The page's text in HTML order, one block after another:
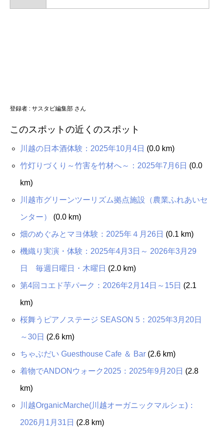
登録者 : サスタビ編集部 さん
このスポットの近くのスポット
川越の日本酒体験：2025年10月4日 (0.0 km)
竹灯りづくり～竹害を竹材へ～：2025年7月6日 (0.0
km)
川越市グリーンツーリズム拠点施設（農業ふれあいセ
ンター） (0.0 km)
畑のめぐみとマヨ体験：2025年４月26日 (0.1 km)
機織り実演・体験：2025年4月3日～ 2026年3月29
日 毎週日曜日・木曜日 (2.0 km)
第4回コエド芋パーク：2026年2月14日～15日 (2.1
km)
桜舞うピアノステージ SEASON 5：2025年3月20日
～30日 (2.6 km)
ちゃぶだい Guesthouse Cafe ＆ Bar(2.6 km)
着物でANDONウォーク2025：2025年9月20日 (2.8
km)
川越OrganicMarche(川越オーガニックマルシェ)：
2026月1月31日 (2.8 km)